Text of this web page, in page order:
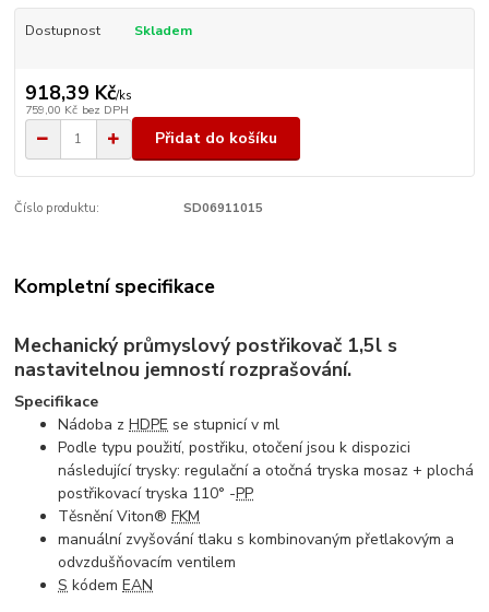
Dostupnost Skladem
918,39 Kč/ks
759,00 Kč bez DPH
Přidat do košíku
Číslo produktu: SD06911015
Kompletní specifikace
Mechanický průmyslový postřikovač 1,5l s
nastavitelnou jemností rozprašování.
Specifikace
Nádoba zHDPE se stupnicí v ml
Podle typu použití, postřiku, otočení jsou k dispozici
následující trysky: regulační a otočná tryska mosaz + plochá
postřikovací tryska 110° -PP
Těsnění Viton®FKM
manuální zvyšování tlaku s kombinovaným přetlakovým a
odvzdušňovacím ventilem
S kódemEAN